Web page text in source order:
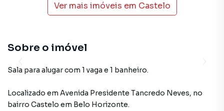
Ver mais imóveis em Castelo
Sobre o imóvel
Sala para alugar com 1 vaga e 1 banheiro.
Localizado em Avenida Presidente Tancredo Neves, no
bairro Castelo em Belo Horizonte.